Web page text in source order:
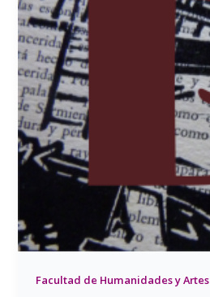
Facultad de Humanidades y Artes